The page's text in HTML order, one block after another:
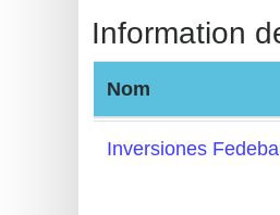
Credit
Card
Validator
Information
Nom
Inversiones